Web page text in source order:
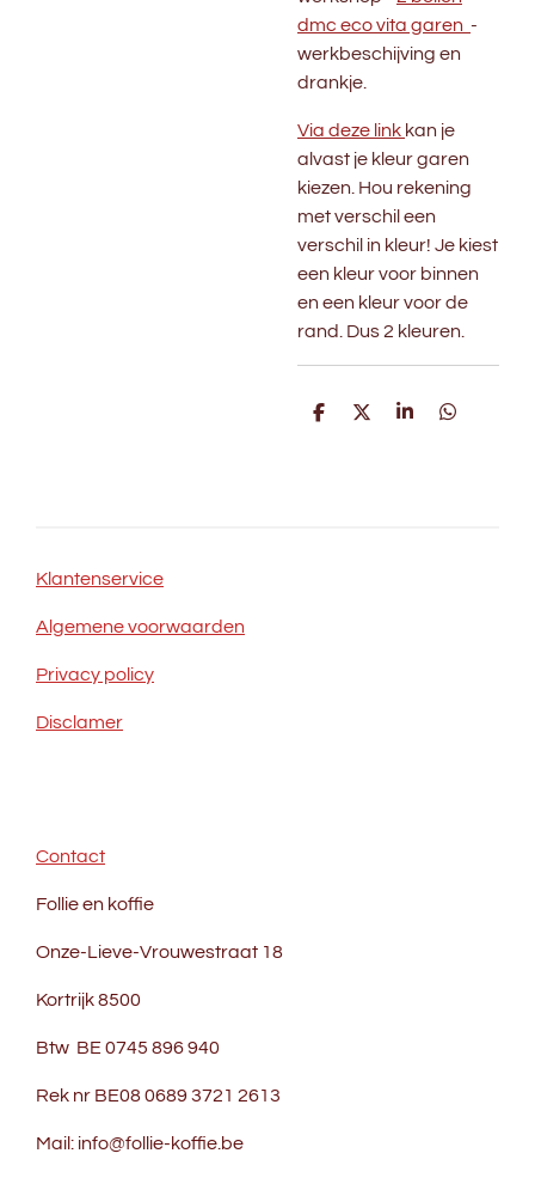
dmc eco vita garen -
werkbeschijving en
drankje.
Via deze link kan je
alvast je kleur garen
kiezen. Hou rekening
met verschil een
verschil in kleur! Je kiest
een kleur voor binnen
en een kleur voor de
rand. Dus 2 kleuren.
D
D
S
D
Klantenservice
Algemene voorwaarden
Privacy policy
Disclamer
Contact
Follie en koffie
Onze-Lieve-Vrouwestraat 18
Kortrijk 8500
Btw BE 0745 896 940
Rek nr BE08 0689 3721 2613
Mail: info@follie-koffie.be